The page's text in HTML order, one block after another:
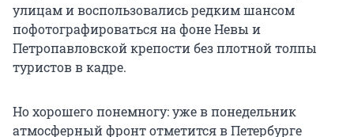
улицам и воспользовались редким шансом
пофотографироваться на фоне Невы и
Петропавловской крепости без плотной толпы
туристов в кадре.
Но хорошего понемногу: уже в понедельник
атмосферный фронт отметится в Петербурге